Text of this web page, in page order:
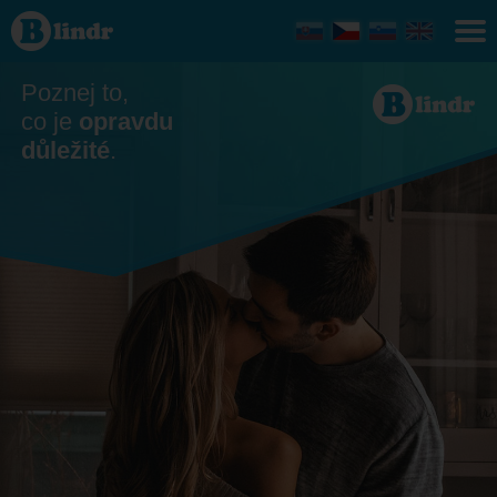
Seznamka
- On
hledá ji
Praha
Poznej to,
co je opravdu
důležité.